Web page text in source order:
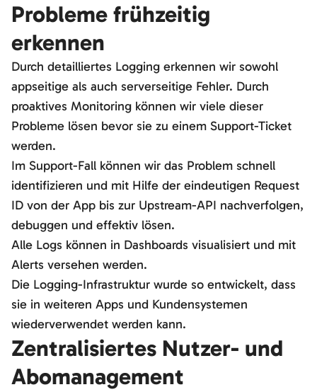
Probleme frühzeitig
erkennen
Durch detailliertes Logging erkennen wir sowohl
appseitige als auch serverseitige Fehler. Durch
proaktives Monitoring können wir viele dieser
Probleme lösen bevor sie zu einem Support-Ticket
werden.
Im Support-Fall können wir das Problem schnell
identifizieren und mit Hilfe der eindeutigen Request
ID von der App bis zur Upstream-API nachverfolgen,
debuggen und effektiv lösen.
Alle Logs können in Dashboards visualisiert und mit
Alerts versehen werden.
Die Logging-Infrastruktur wurde so entwickelt, dass
sie in weiteren Apps und Kundensystemen
wiederverwendet werden kann.
Zentralisiertes Nutzer- und
Abomanagement